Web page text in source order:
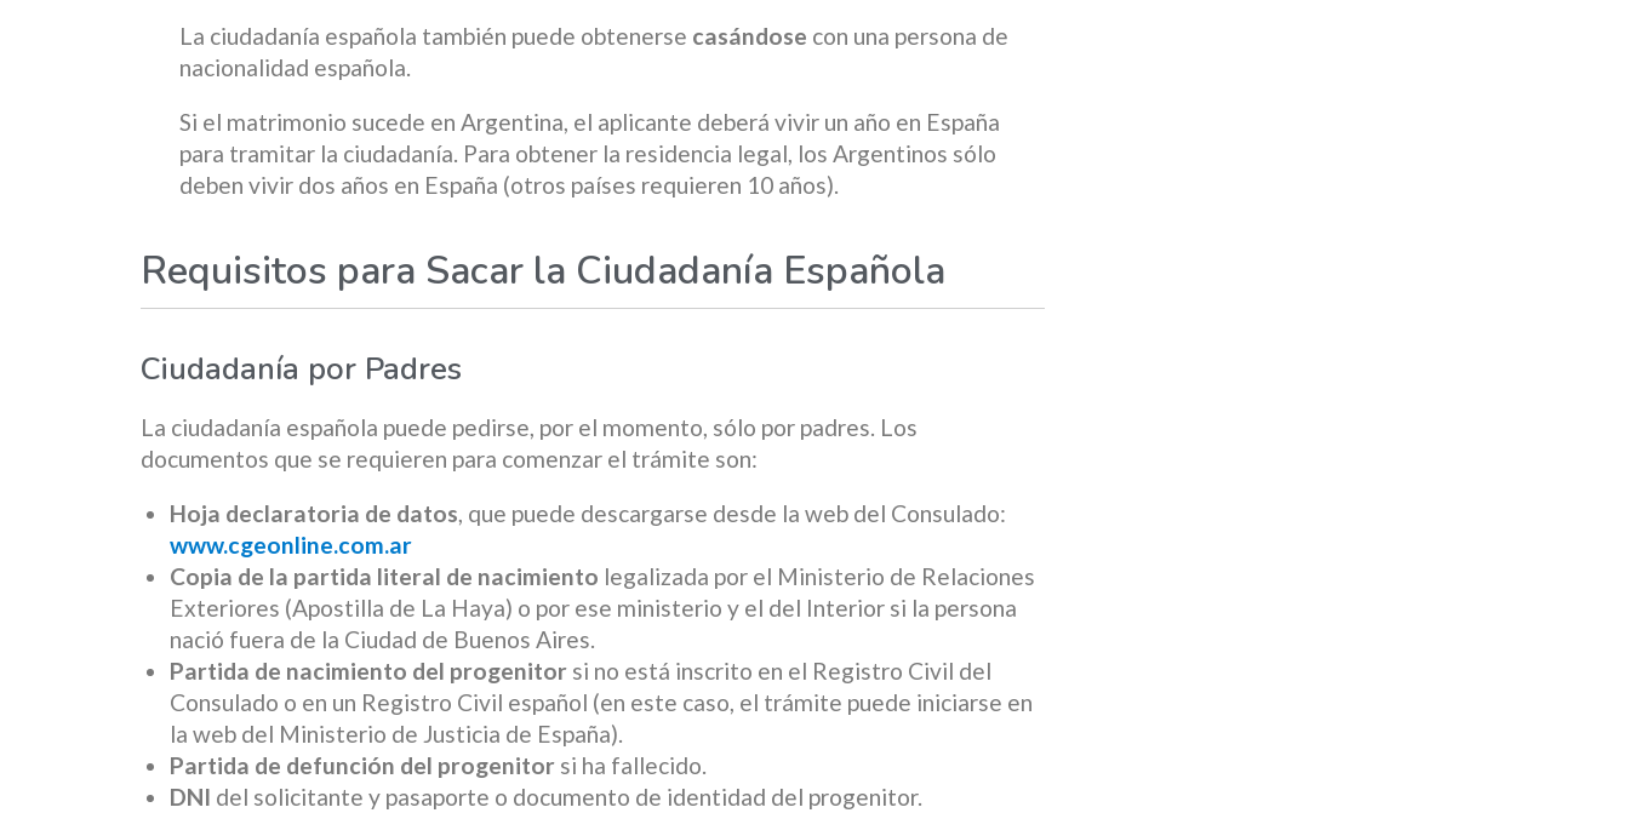
La ciudadanía española también puede obtenerse casándose con una persona de
nacionalidad española.
Si el matrimonio sucede en Argentina, el aplicante deberá vivir un año en España
para tramitar la ciudadanía. Para obtener la residencia legal, los Argentinos sólo
deben vivir dos años en España (otros países requieren 10 años).
Requisitos para Sacar la Ciudadanía Española
Ciudadanía por Padres
La ciudadanía española puede pedirse, por el momento, sólo por padres. Los
documentos que se requieren para comenzar el trámite son:
Hoja declaratoria de datos, que puede descargarse desde la web del Consulado:
www.cgeonline.com.ar
Copia de la partida literal de nacimiento legalizada por el Ministerio de Relaciones
Exteriores (Apostilla de La Haya) o por ese ministerio y el del Interior si la persona
nació fuera de la Ciudad de Buenos Aires.
Partida de nacimiento del progenitor si no está inscrito en el Registro Civil del
Consulado o en un Registro Civil español (en este caso, el trámite puede iniciarse en
la web del Ministerio de Justicia de España).
Partida de defunción del progenitor si ha fallecido.
DNI del solicitante y pasaporte o documento de identidad del progenitor.